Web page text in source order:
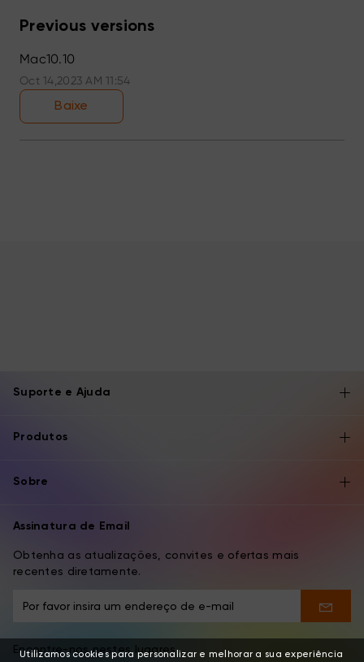
Previous versions
Mac10.10
Oct 14,2023 AM 11:54
Baixe
Suporte e Ajuda
Produtos
Sobre
Assinatura de Email
Obtenha as atualizações, convites e ofertas mais
recentes diretamente.
Encontre-nos nestes lugares
Utilizamos cookies para personalizar e melhorar a sua experiência